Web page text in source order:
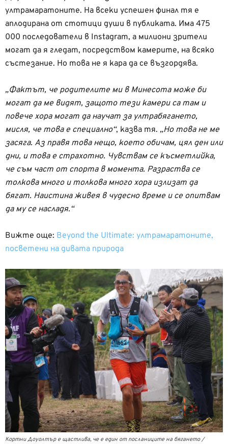
ултрамаратоните. На всеки успешен финал тя е
аплодирана от стотици души в публиката. Има 475
000 последователи в Instagram, а милиони зрители
могат да я гледат, посредством камерите, на всяко
състезание. Но това не я кара да се възгордява.
„Фактът, че родителите ми в Минесота може би
могат да ме видят, защото тези камери са там и
повече хора могат да научат за ултрабягането,
мисля, че това е специално“, казва тя. „Но това не ме
засяга. Аз правя това нещо, което обичам, цял ден или
дни, и това е страхотно. Чувствам се късметлийка,
че съм част от спорта в момента. Разраства се
толкова много и толкова много хора излизат да
бягат. Наистина живея в чудесно време и се опитвам
да му се насладя.“
Вижте още: Beyond the Ultimate: ултрамаратоните,
посветени на дивата природа
Кортни Доуолтър е щастлива, че е един от посланиците на бягането /